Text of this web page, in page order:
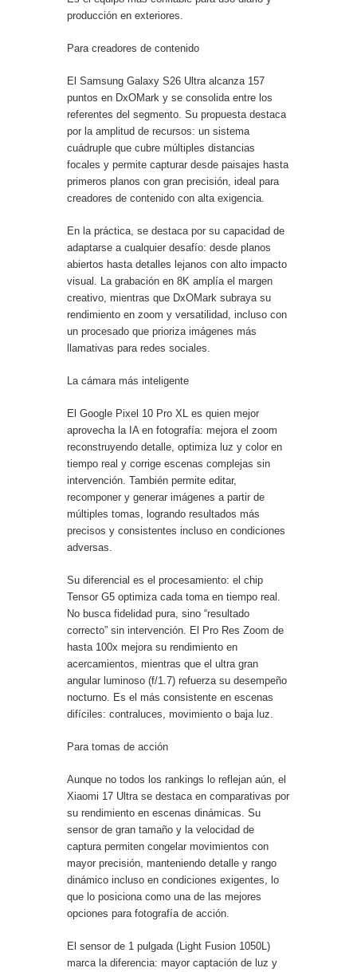
producción en exteriores.
Para creadores de contenido
El Samsung Galaxy S26 Ultra alcanza 157
puntos en DxOMark y se consolida entre los
referentes del segmento. Su propuesta destaca
por la amplitud de recursos: un sistema
cuádruple que cubre múltiples distancias
focales y permite capturar desde paisajes hasta
primeros planos con gran precisión, ideal para
creadores de contenido con alta exigencia.
En la práctica, se destaca por su capacidad de
adaptarse a cualquier desafío: desde planos
abiertos hasta detalles lejanos con alto impacto
visual. La grabación en 8K amplía el margen
creativo, mientras que DxOMark subraya su
rendimiento en zoom y versatilidad, incluso con
un procesado que prioriza imágenes más
llamativas para redes sociales.
La cámara más inteligente
El Google Pixel 10 Pro XL es quien mejor
aprovecha la IA en fotografía: mejora el zoom
reconstruyendo detalle, optimiza luz y color en
tiempo real y corrige escenas complejas sin
intervención. También permite editar,
recomponer y generar imágenes a partir de
múltiples tomas, logrando resultados más
precisos y consistentes incluso en condiciones
adversas.
Su diferencial es el procesamiento: el chip
Tensor G5 optimiza cada toma en tiempo real.
No busca fidelidad pura, sino “resultado
correcto” sin intervención. El Pro Res Zoom de
hasta 100x mejora su rendimiento en
acercamientos, mientras que el ultra gran
angular luminoso (f/1.7) refuerza su desempeño
nocturno. Es el más consistente en escenas
difíciles: contraluces, movimiento o baja luz.
Para tomas de acción
Aunque no todos los rankings lo reflejan aún, el
Xiaomi 17 Ultra se destaca en comparativas por
su rendimiento en escenas dinámicas. Su
sensor de gran tamaño y la velocidad de
captura permiten congelar movimientos con
mayor precisión, manteniendo detalle y rango
dinámico incluso en condiciones exigentes, lo
que lo posiciona como una de las mejores
opciones para fotografía de acción.
El sensor de 1 pulgada (Light Fusion 1050L)
marca la diferencia: mayor captación de luz y